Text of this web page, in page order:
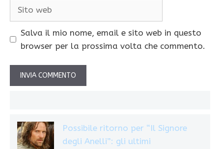
Salva il mio nome, email e sito web in questo
browser per la prossima volta che commento.
Possibile ritorno per “Il Signore
degli Anelli”: gli ultimi